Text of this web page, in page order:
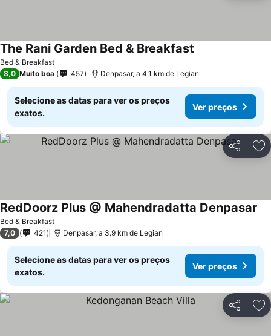
Bed & Breakfast
The Rani Garden Bed & Breakfast
8,0 Muito boa 457 Denpasar, a 4.1 km de Legian
Selecione as datas para ver os preços
exatos.
Ver preços
Partilhar
Bed & Breakfast
RedDoorz Plus @ Mahendradatta Denpasar
7,0 421 Denpasar, a 3.9 km de Legian
Selecione as datas para ver os preços
exatos.
Ver preços
Partilhar